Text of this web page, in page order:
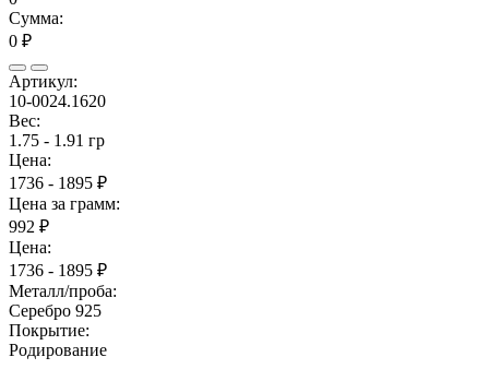
Сумма:
0 ₽
Артикул:
10-0024.1620
Вес:
1.75 - 1.91 гр
Цена:
1736 - 1895 ₽
Цена за грамм:
992 ₽
Цена:
1736 - 1895 ₽
Металл/проба:
Серебро 925
Покрытие:
Родирование